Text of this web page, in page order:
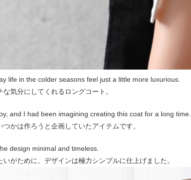
life in the colder seasons feel just a little more luxurious.
気分にしてくれるロングコート。
and I had been imagining creating this coat for a long time.
かは作ろうと企画していたアイテムです。
design minimal and timeless.
がために、デザインは極力シンプルに仕上げました。